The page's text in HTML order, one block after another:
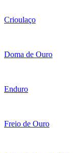
Crioulaço
Doma de Ouro
Enduro
Freio de Ouro